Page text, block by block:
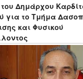
Δημάρχου
για το Τμήμα
και Φυσικού